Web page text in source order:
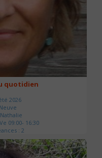
quotidien
2026
09:00- 16:30
: 2